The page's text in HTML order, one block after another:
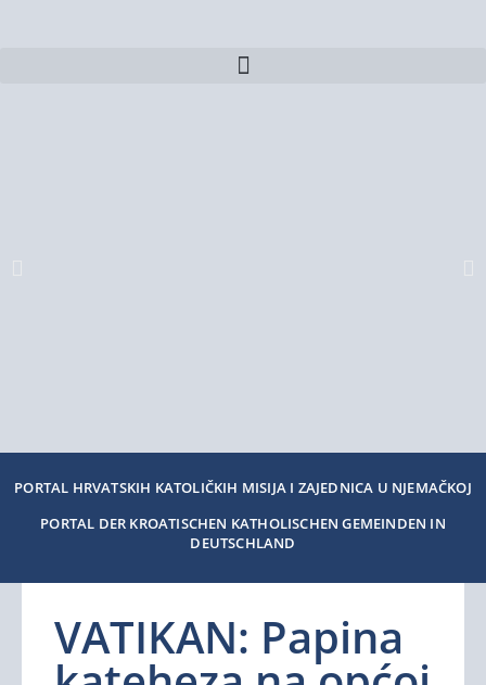
PORTAL HRVATSKIH KATOLIČKIH MISIJA I ZAJEDNICA U NJEMAČKOJ
PORTAL DER KROATISCHEN KATHOLISCHEN GEMEINDEN IN
DEUTSCHLAND
VATIKAN: Papina